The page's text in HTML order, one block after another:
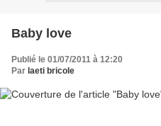
Baby love
Publié le 01/07/2011 à 12:20
Par laeti bricole